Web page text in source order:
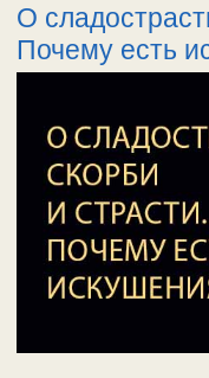
О
Почему есть